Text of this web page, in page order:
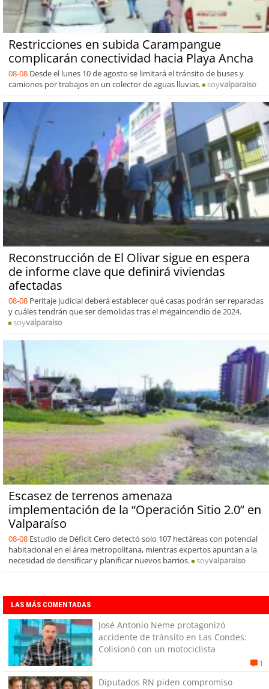
Restricciones en subida Carampangue
complicarán conectividad hacia Playa Ancha
08-08 Desde el lunes 10 de agosto se limitará el tránsito de buses y
camiones por trabajos en un colector de aguas lluvias.
soyvalparaiso
Reconstrucción de El Olivar sigue en espera
de informe clave que definirá viviendas
afectadas
08-08 Peritaje judicial deberá establecer qué casas podrán ser reparadas
y cuáles tendrán que ser demolidas tras el megaincendio de 2024.
soyvalparaiso
Escasez de terrenos amenaza
implementación de la “Operación Sitio 2.0” en
Valparaíso
08-08 Estudio de Déficit Cero detectó solo 107 hectáreas con potencial
habitacional en el área metropolitana, mientras expertos apuntan a la
necesidad de densificar y planificar nuevos barrios.
soyvalparaiso
LAS MÁS COMENTADAS
José Antonio Neme protagonizó
accidente de tránsito en Las Condes:
Colisionó con un motociclista
1
Diputados RN piden compromiso